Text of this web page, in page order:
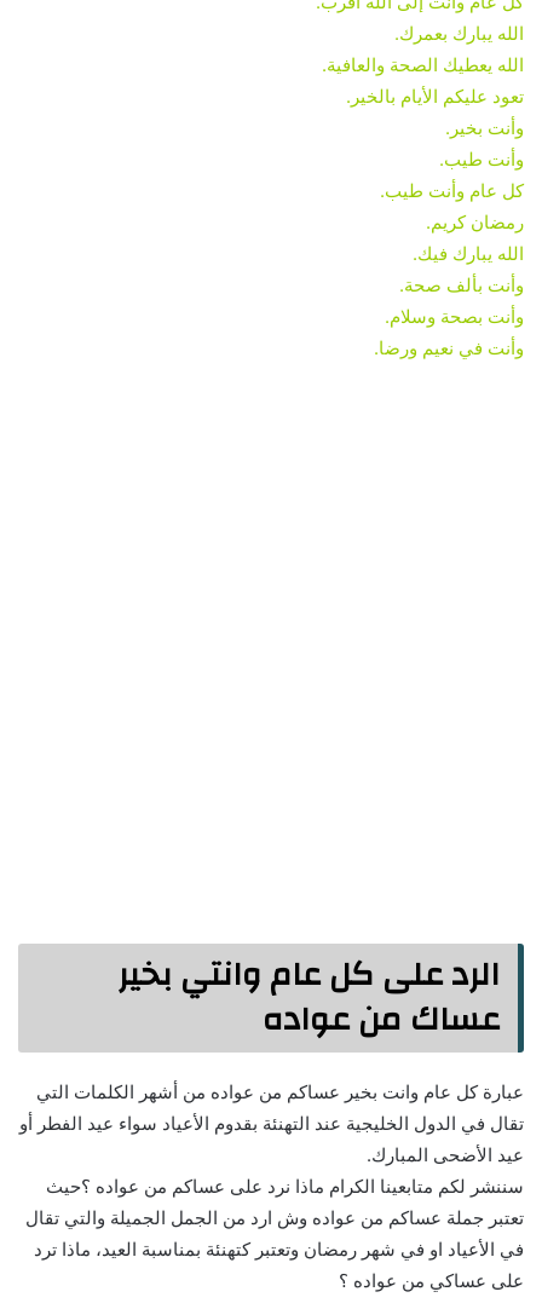
الله يبارك بعمرك.
الله يعطيك الصحة والعافية.
تعود عليكم الأيام بالخير.
وأنت بخير.
وأنت طيب.
كل عام وأنت طيب.
رمضان كريم.
الله يبارك فيك.
وأنت بألف صحة.
وأنت بصحة وسلام.
وأنت في نعيم ورضا.
الرد على كل عام وانتي بخير
عساك من عواده
عبارة كل عام وانت بخير عساكم من عواده من أشهر الكلمات التي
تقال في الدول الخليجية عند التهنئة بقدوم الأعياد سواء عيد الفطر أو
عيد الأضحى المبارك.
سننشر لكم متابعينا الكرام ماذا نرد على عساكم من عواده ؟حيث
تعتبر جملة عساكم من عواده وش ارد من الجمل الجميلة والتي تقال
في الأعياد او في شهر رمضان وتعتبر كتهنئة بمناسبة العيد، ماذا ترد
على عساكي من عواده ؟